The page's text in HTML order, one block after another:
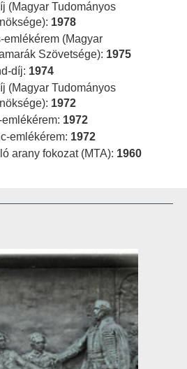
(Magyar Tudományos
1978
emlékérem (Magyar
Szövetsége): 1975
díj: 1974
(Magyar Tudományos
1972
1972
emlékérem: 1972
arany fokozat (MTA): 1960